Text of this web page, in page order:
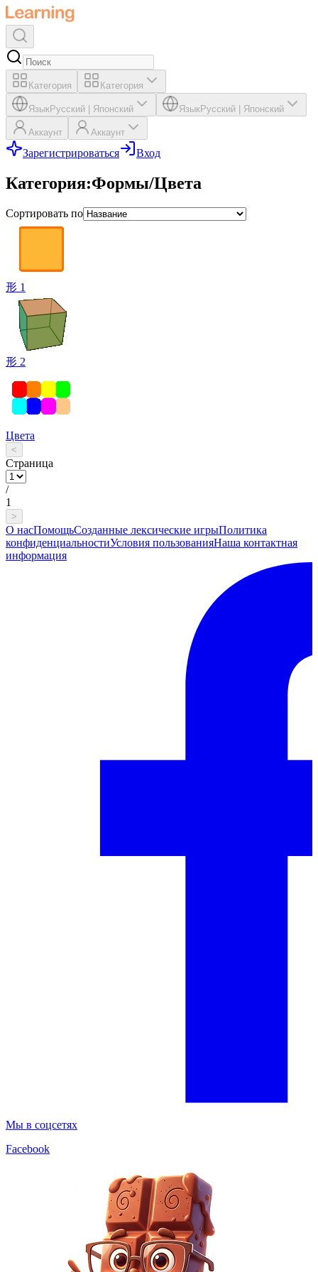
Категория Категория
ЯзыкРусский Японский ЯзыкРусский Японский
Аккаунт Аккаунт
Зарегистрироваться Вход
Категория:Формы/Цвета
Сортировать по
形 1
形 2
Цвета
<
Страница
/
1
>
О насПомощьСозданные лексические игрыПолитика
конфиденциальностиУсловия пользованияНаша контактная
информация
Мы в соцсетях
Facebook